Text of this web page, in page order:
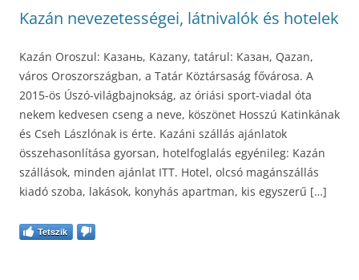
Kazán nevezetességei, látnivalók és hotelek
Kazán Oroszul: Казань, Kazany, tatárul: Казан, Qazan,
város Oroszországban, a Tatár Köztársaság fővárosa. A
2015-ös Úszó-világbajnokság, az óriási sport-viadal óta
nekem kedvesen cseng a neve, köszönet Hosszú Katinkának
és Cseh Lászlónak is érte. Kazáni szállás ajánlatok
összehasonlítása gyorsan, hotelfoglalás egyénileg: Kazán
szállások, minden ajánlat ITT. Hotel, olcsó magánszállás
kiadó szoba, lakások, konyhás apartman, kis egyszerű […]
Tetszik